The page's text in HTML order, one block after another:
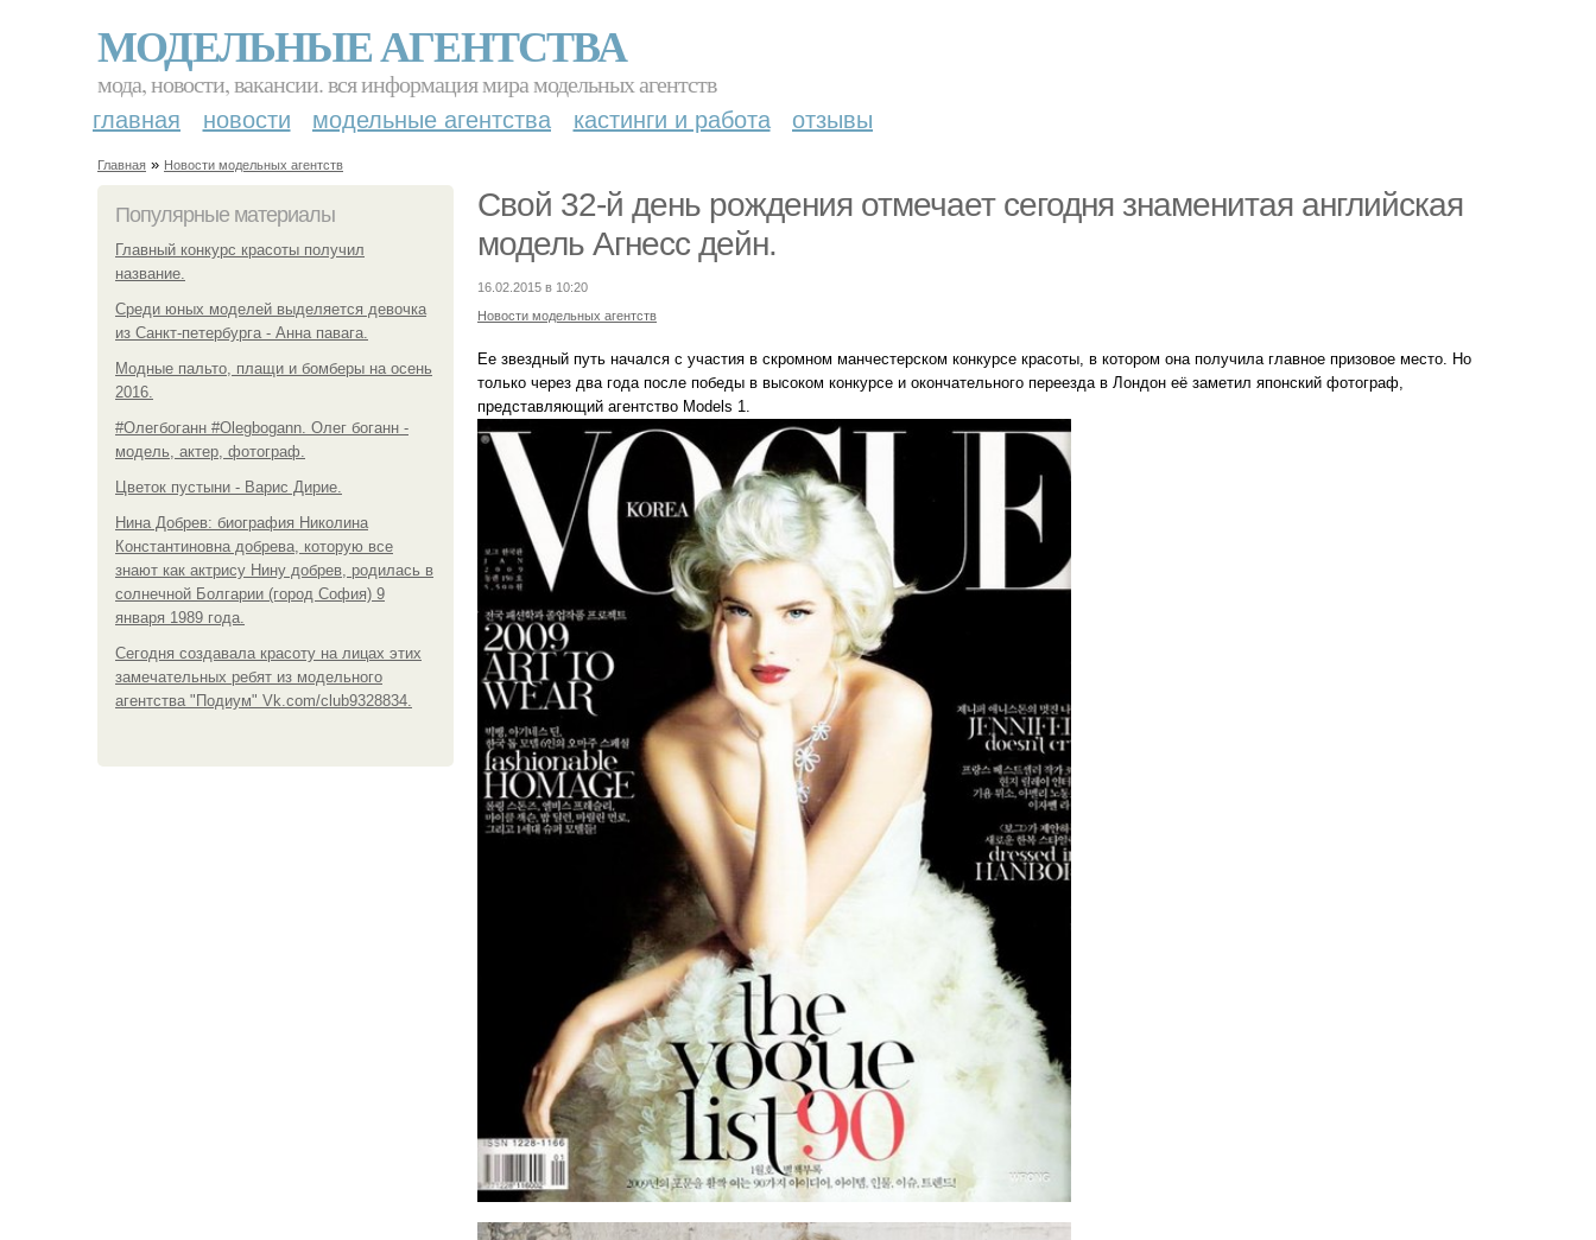
МОДЕЛЬНЫЕ АГЕНТСТВА
мода, новости, вакансии. вся информация мира модельных агентств
главная новости модельные агентства кастинги и работа отзывы
Главная » Новости модельных агентств
Популярные материалы
Главный конкурс красоты получил
название.
Среди юных моделей выделяется девочка
из Санкт-петербурга - Анна павага.
Модные пальто, плащи и бомберы на осень
2016.
#Олегбоганн #Olegbogann. Олег боганн -
модель, актер, фотограф.
Цветок пустыни - Варис Дирие.
Нина Добрев: биография Николина
Константиновна добрева, которую все
знают как актрису Нину добрев, родилась в
солнечной Болгарии (город София) 9
января 1989 года.
Сегодня создавала красоту на лицах этих
замечательных ребят из модельного
агентства "Подиум" Vk.com/club9328834.
Свой 32-й день рождения отмечает сегодня знаменитая английская
модель Агнесс дейн.
16.02.2015 в 10:20
Новости модельных агентств
Ее звездный путь начался с участия в скромном манчестерском конкурсе красоты, в котором она получила главное призовое место. Но
только через два года после победы в высоком конкурсе и окончательного переезда в Лондон её заметил японский фотограф,
представляющий агентство Models 1.